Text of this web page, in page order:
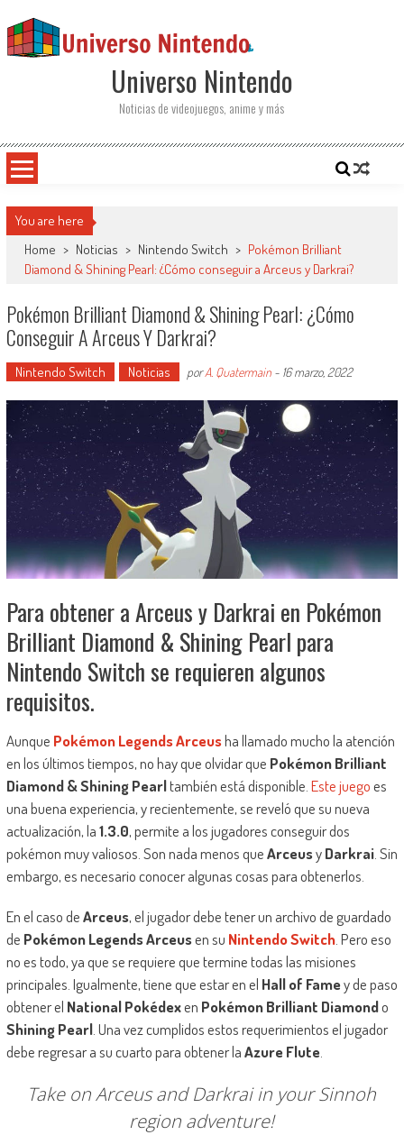
Universo Nintendo
Noticias de videojuegos, anime y más
You are here
Home > Noticias > Nintendo Switch > Pokémon Brilliant
Diamond & Shining Pearl: ¿Cómo conseguir a Arceus y Darkrai?
Pokémon Brilliant Diamond & Shining Pearl: ¿Cómo
Conseguir A Arceus Y Darkrai?
Nintendo Switch Noticias porA. Quatermain- 16 marzo, 2022
Para obtener a Arceus y Darkrai en Pokémon
Brilliant Diamond & Shining Pearl para
Nintendo Switch se requieren algunos
requisitos.
Aunque Pokémon Legends Arceusha llamado mucho la atención
en los últimos tiempos, no hay que olvidar que Pokémon Brilliant
Diamond & Shining Pearltambién está disponible. Este juegoes
una buena experiencia, y recientemente, se reveló que su nueva
actualización, la1.3.0, permite a los jugadores conseguir dos
pokémon muy valiosos. Son nada menos queArceusyDarkrai. Sin
embargo, es necesario conocer algunas cosas para obtenerlos.
En el caso deArceus, el jugador debe tener un archivo de guardado
de Pokémon Legends Arceusen su Nintendo Switch. Pero eso
no es todo, ya que se requiere que termine todas las misiones
principales. Igualmente, tiene que estar en el Hall of Famey de paso
obtener el National Pokédexen Pokémon Brilliant Diamondo
Shining Pearl. Una vez cumplidos estos requerimientos el jugador
debe regresar a su cuarto para obtener laAzure Flute.
Take on Arceus and Darkrai in your Sinnoh
region adventure!